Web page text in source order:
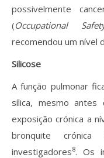
possivelmente
(Occupational
recomendou um nível
Silicose
A função pulmonar
sílica, mesmo
exposição crónica a
bronquite
investigadores8. Os